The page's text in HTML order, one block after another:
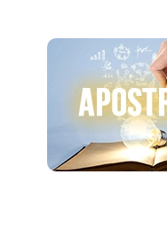
Jetzt lesen